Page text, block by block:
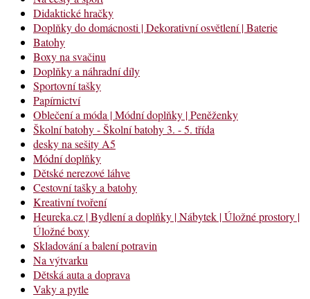
Didaktické hračky
Doplňky do domácnosti | Dekorativní osvětlení | Baterie
Batohy
Boxy na svačinu
Doplňky a náhradní díly
Sportovní tašky
Papírnictví
Oblečení a móda | Módní doplňky | Peněženky
Školní batohy - Školní batohy 3. - 5. třída
desky na sešity A5
Módní doplňky
Dětské nerezové láhve
Cestovní tašky a batohy
Kreativní tvoření
Heureka.cz | Bydlení a doplňky | Nábytek | Úložné prostory |
Úložné boxy
Skladování a balení potravin
Na výtvarku
Dětská auta a doprava
Vaky a pytle